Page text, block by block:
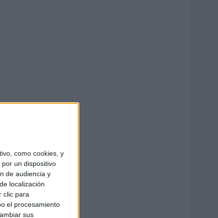
como cookies, y
un dispositivo
de audiencia y
localización
clic para
el procesamiento
sus